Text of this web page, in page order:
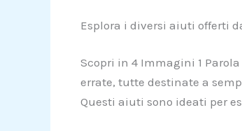
Esplora i diversi aiuti offerti
Scopri in 4 Immagini 1
errate, tutte destinate a
Questi aiuti sono ideati per